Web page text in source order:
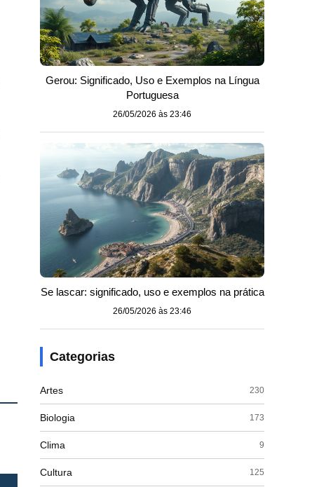
Gerou: Significado, Uso e Exemplos na Língua
Portuguesa
26/05/2026 às 23:46
Se lascar: significado, uso e exemplos na prática
26/05/2026 às 23:46
Categorias
Artes 230
Biologia 173
Clima 9
Cultura 125